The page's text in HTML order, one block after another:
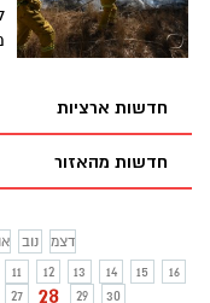
חדשות ארציות
חדשות מהאזור
נוב
דצמ
11 12 13 14 15
16
27 28 29 30